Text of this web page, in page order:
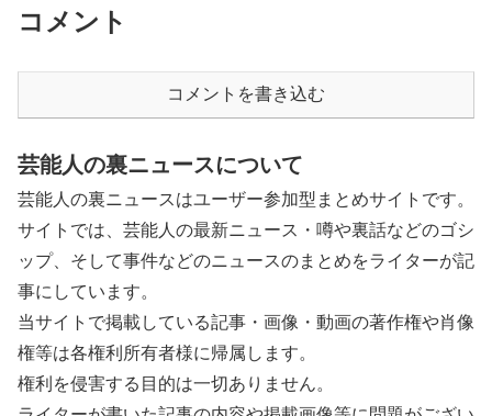
コメント
コメントを書き込む
芸能人の裏ニュースについて
芸能人の裏ニュースはユーザー参加型まとめサイトです。
サイトでは、芸能人の最新ニュース・噂や裏話などのゴシ
ップ、そして事件などのニュースのまとめをライターが記
事にしています。
当サイトで掲載している記事・画像・動画の著作権や肖像
権等は各権利所有者様に帰属します。
権利を侵害する目的は一切ありません。